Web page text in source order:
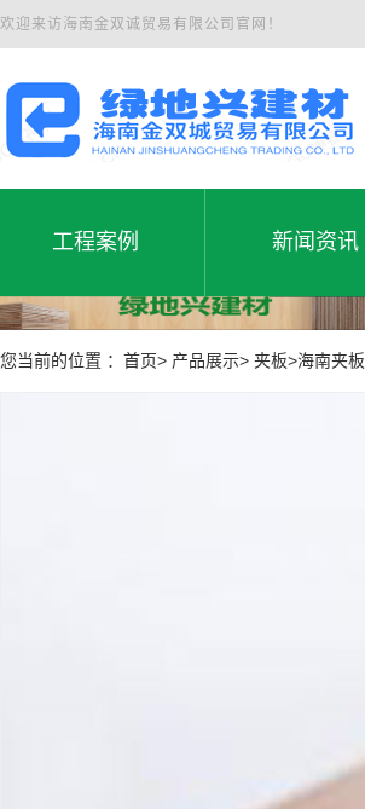
欢迎来访海南金双诚贸易有限公司官网！
工程案例
工程案例
工程案例
新闻资讯
新闻资讯
公司新闻
行业动态
您当前的位置 ：首页> 产品展示> 夹板>海南夹板